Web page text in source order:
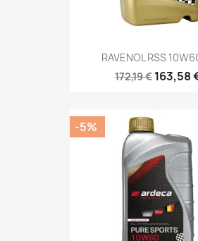
RAVENOL RSS
172,19 € 163,58
-5%